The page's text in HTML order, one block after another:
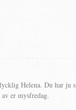
Helena. Du har ju
er mysfredag.